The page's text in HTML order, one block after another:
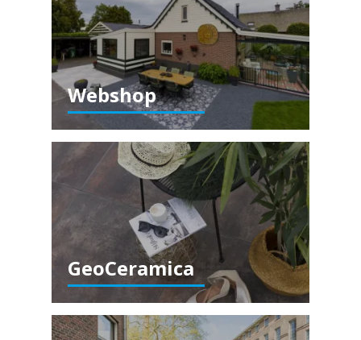
Webshop
GeoCeramica